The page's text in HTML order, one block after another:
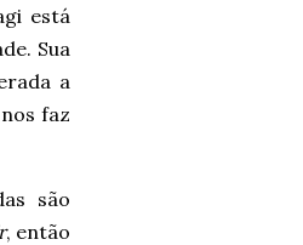
está
Sua
a
faz
são
, então